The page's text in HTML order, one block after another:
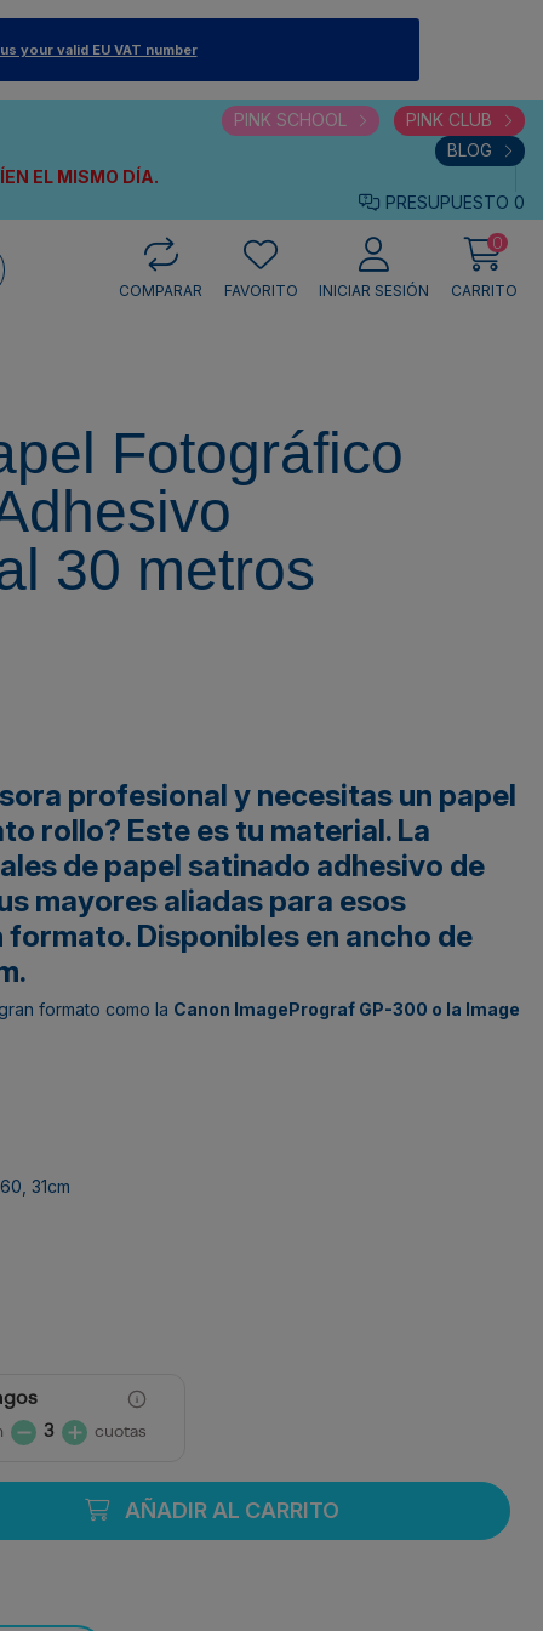
your valid EU VAT number
EL MISMO DÍA.
PINK SCHOOL
PINK CLUB
BLOG
PRESUPUESTO 0
COMPARAR
FAVORITO INICIAR SESIÓN
0
CARRITO
Fotográfico
30 metros
profesional y necesitas un papel
rollo? Este es tu material. La
de papel satinado adhesivo de
mayores aliadas para esos
Disponibles en ancho de
formato como la Canon ImagePrograf GP-300 o la Image
31cm
3 cuotas
AÑADIR AL CARRITO